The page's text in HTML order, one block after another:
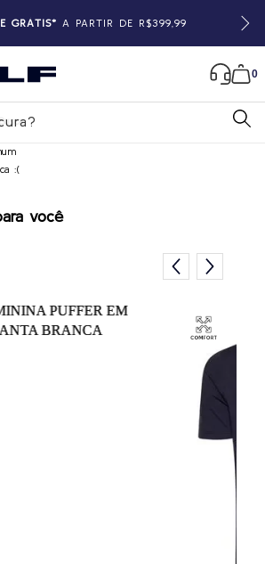
GRÁTIS* A PARTIR DE R$399,99
0
B
:(
você